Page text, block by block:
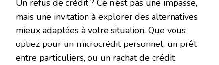
Un refus de crédit ? Ce n’est pas une impasse,
mais une invitation à explorer des alternatives
mieux adaptées à votre situation. Que vous
optiez pour un microcrédit personnel, un prêt
entre particuliers, ou un rachat de crédit,